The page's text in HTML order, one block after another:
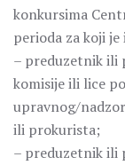
konkursima
perioda za koji
– preduzetnik ili
komisije ili lice
upravnog/
ili prokurista;
– preduzetnik ili